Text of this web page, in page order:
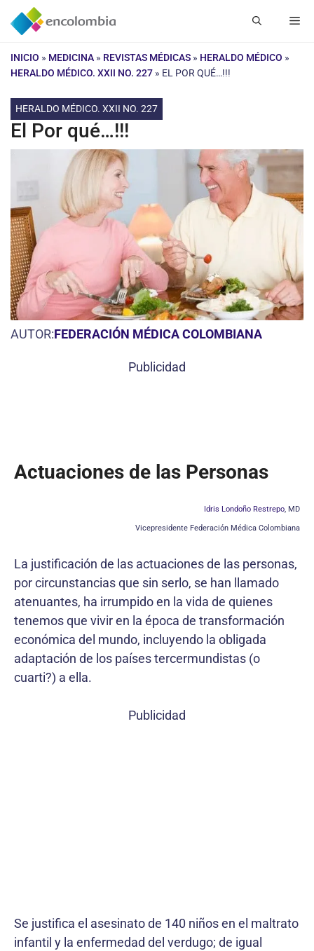
Saltar
INICIO » MEDICINA » REVISTAS MÉDICAS » HERALDO MÉDICO »
HERALDO MÉDICO. XXII NO. 227 » EL POR QUÉ…!!!
HERALDO MÉDICO. XXII NO. 227
El Por qué…!!!
AUTOR:FEDERACIÓN MÉDICA COLOMBIANA
Publicidad
Actuaciones de las Personas
Idris Londoño Restrepo, MD
Vicepresidente Federación Médica Colombiana
La justificación de las actuaciones de las personas,
por circunstancias que sin serlo, se han llamado
atenuantes, ha irrumpido en la vida de quienes
tenemos que vivir en la época de transformación
económica del mundo, incluyendo la obligada
adaptación de los países tercermundistas (o
cuarti?) a ella.
Publicidad
Se justifica el asesinato de 140 niños en el maltrato
infantil y la enfermedad del verdugo; de igual